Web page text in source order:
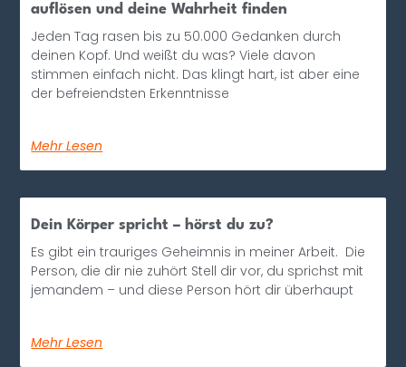
auflösen und deine Wahrheit finden
Jeden Tag rasen bis zu 50.000 Gedanken durch
deinen Kopf. Und weißt du was? Viele davon
stimmen einfach nicht. Das klingt hart, ist aber eine
der befreiendsten Erkenntnisse
Mehr Lesen
Dein Körper spricht – hörst du zu?
Es gibt ein trauriges Geheimnis in meiner Arbeit. Die
Person, die dir nie zuhört Stell dir vor, du sprichst mit
jemandem – und diese Person hört dir überhaupt
Mehr Lesen